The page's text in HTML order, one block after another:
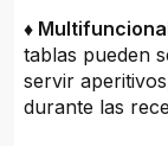
♦
tablas pueden
servir
durante las